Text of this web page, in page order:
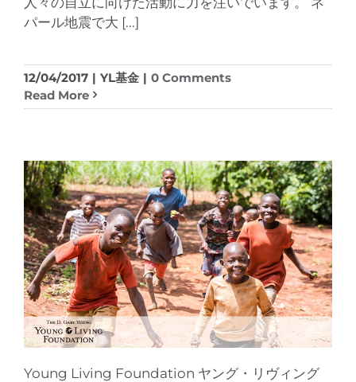
パール地震で大 [...]
12/04/2017 | YL基金 | 0 Comments
Read More
Young Living Foundation ヤング・リヴィング